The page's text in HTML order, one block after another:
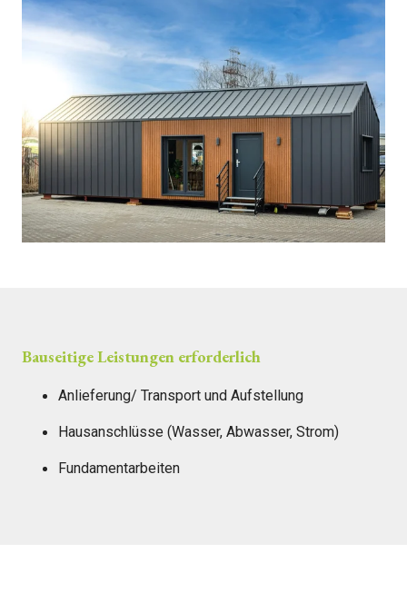
Bauseitige Leistungen erforderlich
Anlieferung/ Transport und Aufstellung
Hausanschlüsse (Wasser, Abwasser, Strom)
Fundamentarbeiten